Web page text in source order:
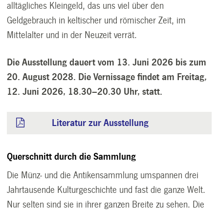
alltägliches Kleingeld, das uns viel über den
Geldgebrauch in keltischer und römischer Zeit, im
Mittelalter und in der Neuzeit verrät.
Die Ausstellung dauert vom 13. Juni 2026 bis zum
20. August 2028. Die Vernissage findet am Freitag,
12. Juni 2026, 18.30–20.30 Uhr, statt.
Literatur zur Ausstellung
Querschnitt durch die Sammlung
Die Münz- und die Antikensammlung umspannen drei
Jahrtausende Kulturgeschichte und fast die ganze Welt.
Nur selten sind sie in ihrer ganzen Breite zu sehen. Die